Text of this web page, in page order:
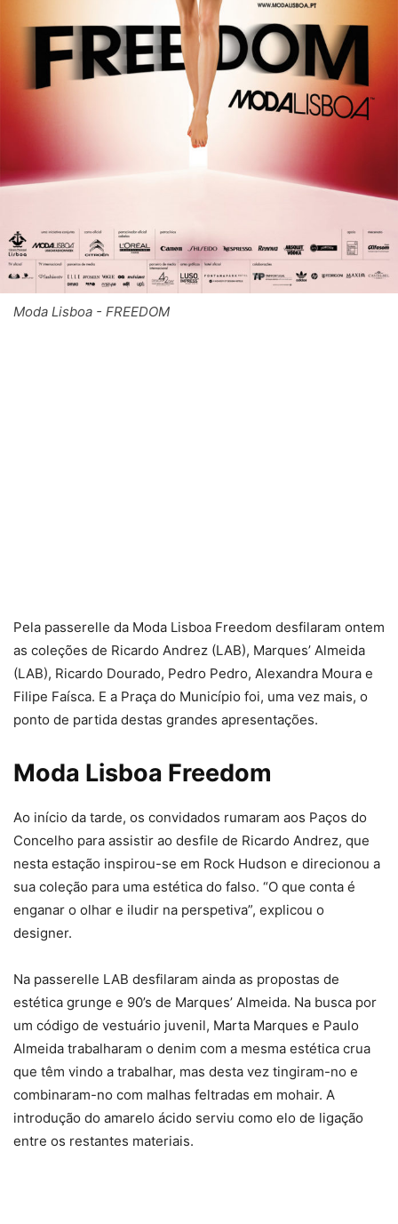
Moda Lisboa - FREEDOM
Pela passerelle da Moda Lisboa Freedom desfilaram ontem
as coleções de Ricardo Andrez (LAB), Marques’ Almeida
(LAB), Ricardo Dourado, Pedro Pedro, Alexandra Moura e
Filipe Faísca. E a Praça do Município foi, uma vez mais, o
ponto de partida destas grandes apresentações.
Moda Lisboa Freedom
Ao início da tarde, os convidados rumaram aos Paços do
Concelho para assistir ao desfile de Ricardo Andrez, que
nesta estação inspirou-se em Rock Hudson e direcionou a
sua coleção para uma estética do falso. “O que conta é
enganar o olhar e iludir na perspetiva”, explicou o
designer.
Na passerelle LAB desfilaram ainda as propostas de
estética grunge e 90’s de Marques’ Almeida. Na busca por
um código de vestuário juvenil, Marta Marques e Paulo
Almeida trabalharam o denim com a mesma estética crua
que têm vindo a trabalhar, mas desta vez tingiram-no e
combinaram-no com malhas feltradas em mohair. A
introdução do amarelo ácido serviu como elo de ligação
entre os restantes materiais.